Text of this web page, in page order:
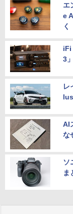
エ
e
く
iFi
3
レ
AI
な
ソ
ま